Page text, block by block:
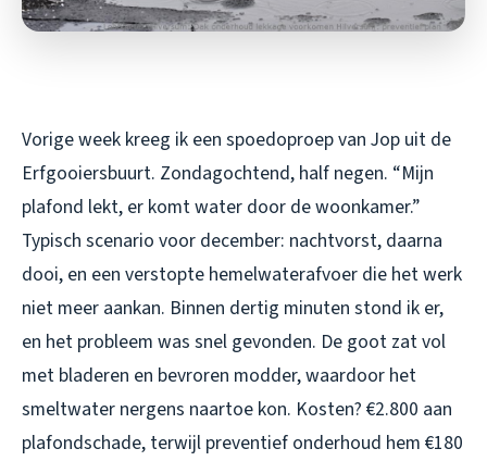
Vorige week kreeg ik een spoedoproep van Jop uit de
Erfgooiersbuurt. Zondagochtend, half negen. “Mijn
plafond lekt, er komt water door de woonkamer.”
Typisch scenario voor december: nachtvorst, daarna
dooi, en een verstopte hemelwaterafvoer die het werk
niet meer aankan. Binnen dertig minuten stond ik er,
en het probleem was snel gevonden. De goot zat vol
met bladeren en bevroren modder, waardoor het
smeltwater nergens naartoe kon. Kosten? €2.800 aan
plafondschade, terwijl preventief onderhoud hem €180